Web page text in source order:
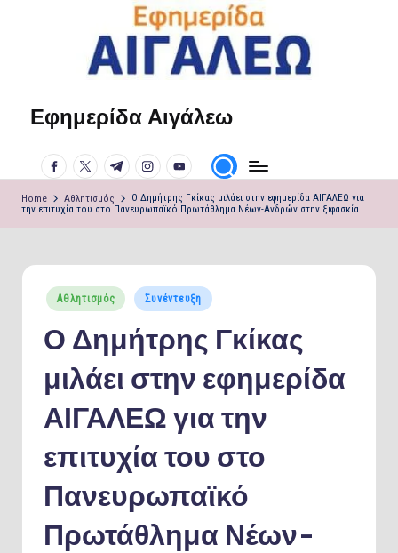
Εφημερίδα Αιγάλεω
φωνή
σου!
facebook.com
twitter.com
t.me instagram.com
youtube.com
Home Αθλητισμός
Ο Δημήτρης Γκίκας μιλάει στην εφημερίδα ΑΙΓΑΛΕΩ για
την επιτυχία του στο Πανευρωπαϊκό Πρωτάθλημα Νέων-Ανδρών στην ξιφασκία
Posted
in
Αθλητισμός Συνέντευξη
Ο Δημήτρης Γκίκας
μιλάει στην εφημερίδα
ΑΙΓΑΛΕΩ για την
επιτυχία του στο
Πανευρωπαϊκό
Πρωτάθλημα Νέων-